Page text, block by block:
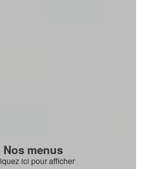
Nos menus
ici pour afficher